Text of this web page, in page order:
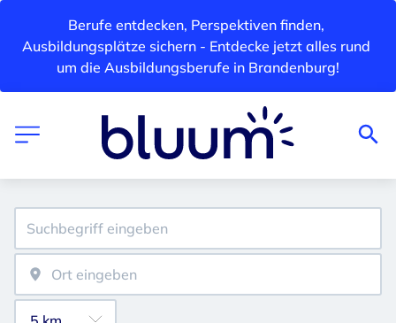
Berufe entdecken, Perspektiven finden,
Ausbildungsplätze sichern - Entdecke jetzt alles rund
um die Ausbildungsberufe in Brandenburg!